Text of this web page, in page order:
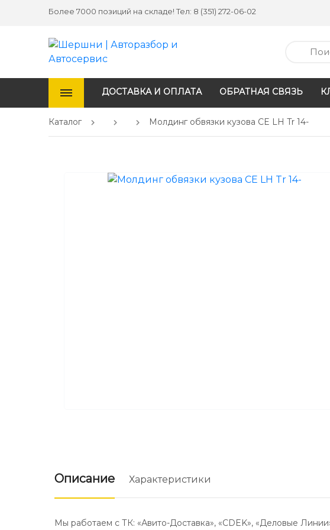
Более 7000 позиций на складе! Тел: 8 (351) 272-06-02
ДОСТАВКА И ОПЛАТА ОБРАТНАЯ СВЯЗЬ
Каталог Молдинг обвязки кузова CE LH Tr 14-
Описание Характеристики
Мы работаем с ТК: «Авито-Доставка», «CDEK», «Деловые